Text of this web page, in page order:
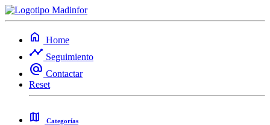
home Home
timeline Seguimiento
alternate_email Contactar
Reset
map Categorías